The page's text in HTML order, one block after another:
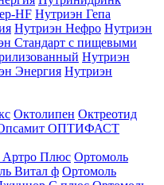
HF Нутриэн Гепа
Нутриэн Нефро Нутриэн
Стандарт с пищевыми
Нутриэн
Энергия Нутриэн
Октолипен Октреотид
ОПТИФАСТ
Артро Плюс Ортомоль
Витал ф Ортомоль